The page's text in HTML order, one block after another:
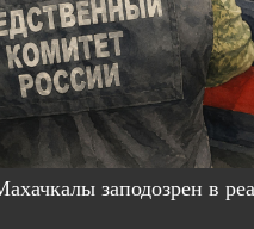
заподозрен в